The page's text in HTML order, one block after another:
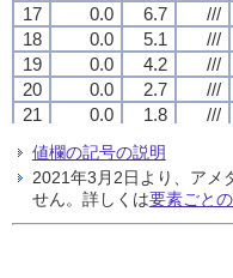
17
0.0 6.7 ///
18
0.0 5.1 ///
19
0.0 4.2 ///
20
0.0 2.7 ///
21
0.0 1.8 ///
23
0.0 1.5
24
0.0 1.4 ///
17
0.0 6.7 ///
18
0.0 5.1 ///
19
0.0 4.2 ///
20
0.0 2.7 ///
21
0.0 1.8 ///
23
0.0 1.5
24
0.0 1.4 ///
17
0.0 6.7 ///
18
0.0 5.1 ///
19
0.0 4.2 ///
20
0.0 2.7 ///
21
0.0 1.8 ///
23
0.0 1.5
24
0.0 1.4 ///
17
0.0 6.7 ///
18
0.0 5.1 ///
19
0.0 4.2 ///
20
0.0 2.7 ///
21
0.0 1.8 ///
23
0.0 1.5
24
0.0 1.4 ///
値欄の記号の説明
2021年3月2日より、アメ
せん。詳しくは要素ごと